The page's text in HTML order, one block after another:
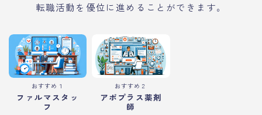
転職活動を優位に進めることができます。
おすすめ１
ファルマスタッ
フ
おすすめ２
アポプラス薬剤
師